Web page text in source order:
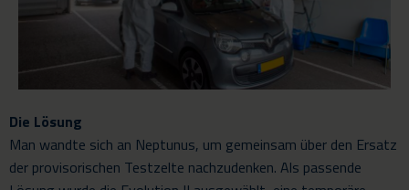
Die Lösung
Man wandte sich an Neptunus, um gemeinsam über den Ersatz
der provisorischen Testzelte nachzudenken. Als passende